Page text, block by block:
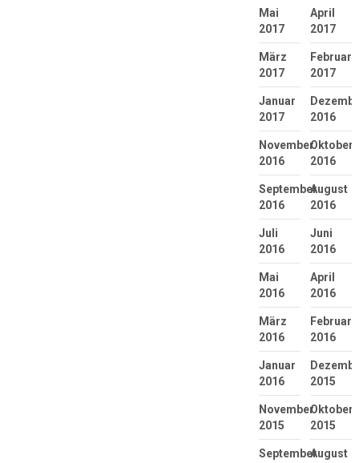
Mai
2017
April
2017
März
2017
Februar
2017
Januar
2017
2016
November
2016
Oktober
2016
September
2016
August
2016
Juli
2016
Juni
2016
Mai
2016
April
2016
März
2016
Februar
2016
Januar
2016
2015
November
2015
Oktober
2015
SeptemberAugust